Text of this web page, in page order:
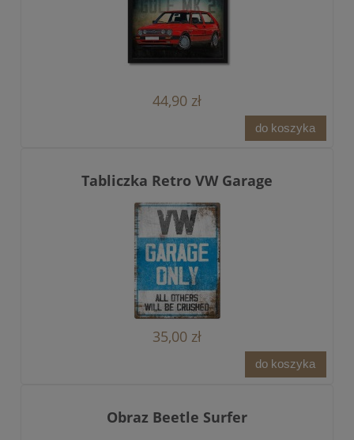
44,90 zł
do koszyka
Tabliczka Retro VW Garage
35,00 zł
do koszyka
Obraz Beetle Surfer